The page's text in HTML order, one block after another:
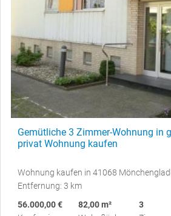
Gemütliche 3 Zimmer-Wohnung in
privat Wohnung kaufen
Wohnung kaufen in 41068
Entfernung: 3 km
56.000,00 €
82,00 m²
3